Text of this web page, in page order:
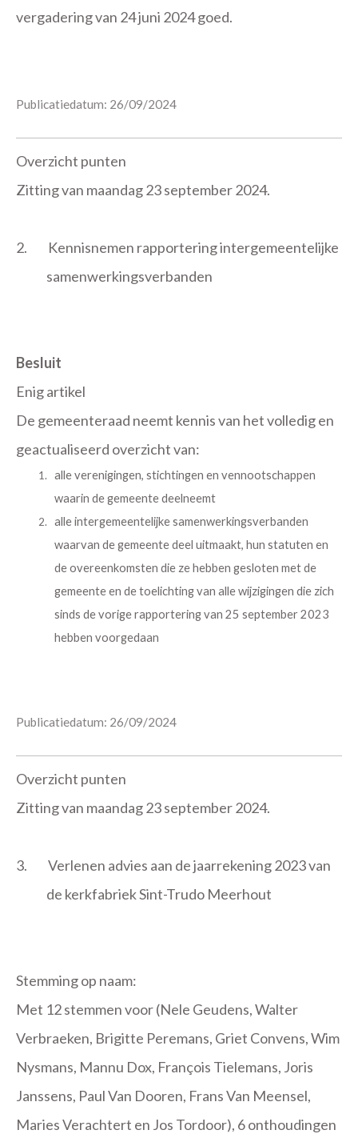
vergadering van 24 juni 2024 goed.
Publicatiedatum: 26/09/2024
Overzicht punten
Zitting van maandag 23 september 2024.
2.
Kennisnemen rapportering intergemeentelijke
samenwerkingsverbanden
Besluit
Enig artikel
De gemeenteraad neemt kennis van het volledig en
geactualiseerd overzicht van:
alle verenigingen, stichtingen en vennootschappen
waarin de gemeente deelneemt
alle intergemeentelijke samenwerkingsverbanden
waarvan de gemeente deel uitmaakt, hun statuten en
de overeenkomsten die ze hebben gesloten met de
gemeente en de toelichting van alle wijzigingen die zich
sinds de vorige rapportering van 25 september 2023
hebben voorgedaan
Publicatiedatum: 26/09/2024
Overzicht punten
Zitting van maandag 23 september 2024.
3.
Verlenen advies aan de jaarrekening 2023 van
de kerkfabriek Sint-Trudo Meerhout
Stemming op naam:
Met 12 stemmen voor (Nele Geudens, Walter
Verbraeken, Brigitte Peremans, Griet Convens, Wim
Nysmans, Mannu Dox, François Tielemans, Joris
Janssens, Paul Van Dooren, Frans Van Meensel,
Maries Verachtert en Jos Tordoor), 6 onthoudingen